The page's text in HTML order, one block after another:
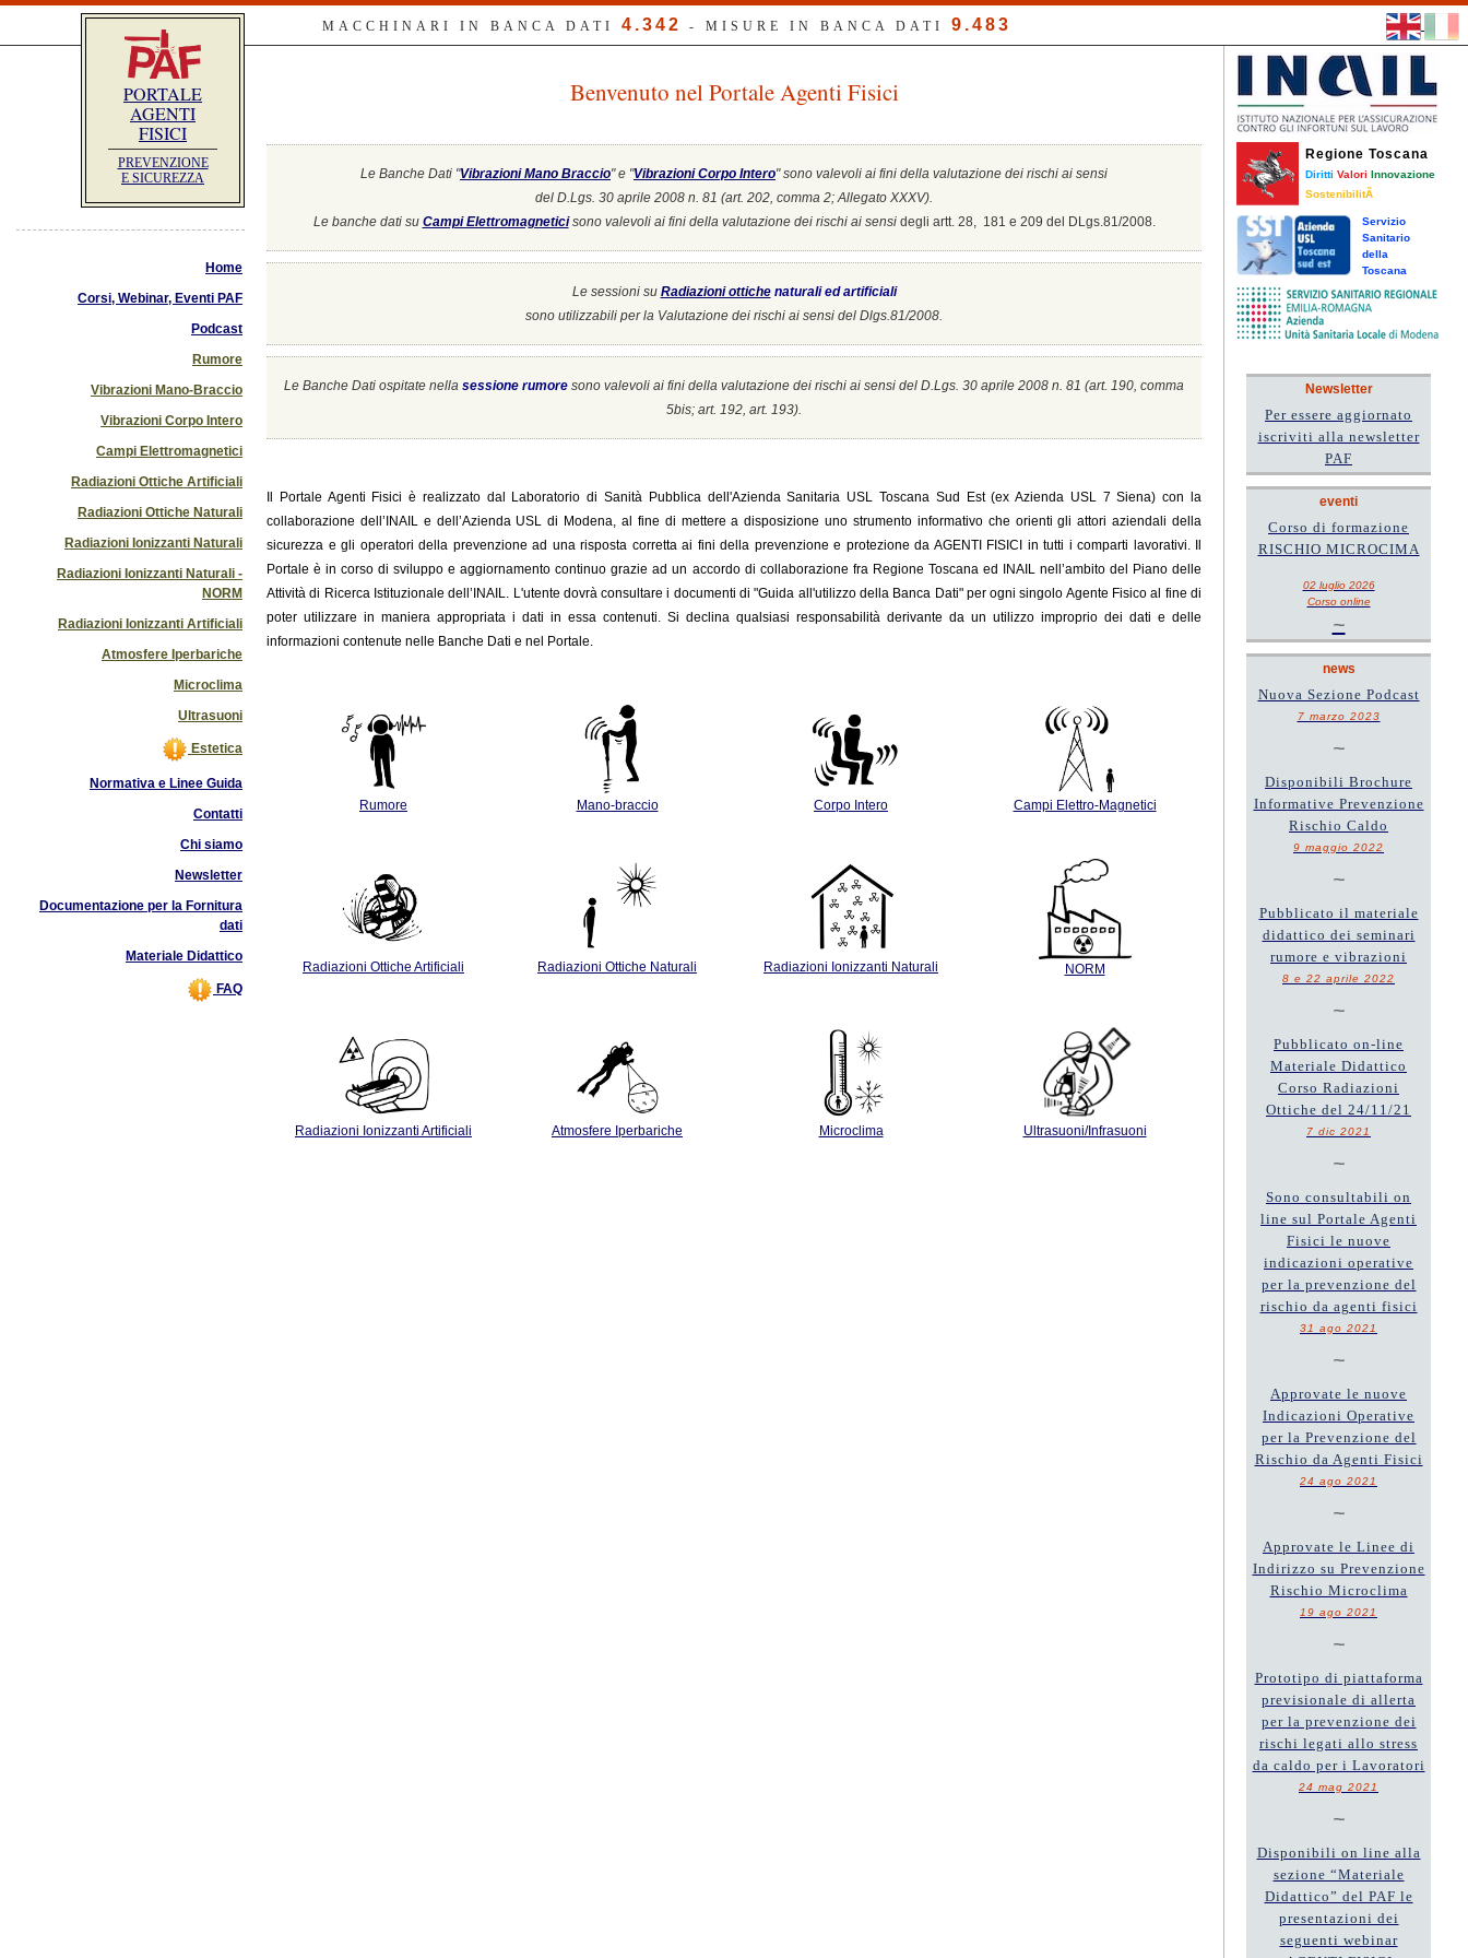
MACCHINARI IN BANCA DATI 4.342 - MISURE IN BANCA DATI 9.483
PORTALE
AGENTI
FISICI
PREVENZIONE
E SICUREZZA
Home
Corsi, Webinar, Eventi PAF
Podcast
Rumore
Vibrazioni Mano-Braccio
Vibrazioni Corpo Intero
Campi Elettromagnetici
Radiazioni Ottiche Artificiali
Radiazioni Ottiche Naturali
Radiazioni Ionizzanti Naturali
Radiazioni Ionizzanti Naturali -
NORM
Radiazioni Ionizzanti Artificiali
Atmosfere Iperbariche
Microclima
Ultrasuoni
Estetica
Normativa e Linee Guida
Contatti
Chi siamo
Newsletter
Documentazione per la Fornitura
dati
Materiale Didattico
FAQ
Benvenuto nel Portale Agenti Fisici
Le Banche Dati "Vibrazioni Mano Braccio" e "Vibrazioni Corpo Intero"sono valevoli ai fini della valutazione dei rischi ai sensi
del D.Lgs. 30 aprile 2008 n. 81 (art. 202, comma 2; Allegato XXXV).
Le banche dati su Campi Elettromagneticisono valevoli ai fini della valutazione dei rischi ai sensi degli artt. 28, 181 e 209 del DLgs.81/2008.
Le sessioni su Radiazioni ottiche naturali ed artificiali
sono utilizzabili per la Valutazione dei rischi ai sensi del Dlgs.81/2008.
Le Banche Dati ospitate nella sessione rumore sono valevoli ai fini della valutazione dei rischi ai sensi del D.Lgs. 30 aprile 2008 n. 81 (art. 190, comma
5bis; art. 192, art. 193).
Portale Agenti Fisici è realizzato dal Laboratorio di Sanità Pubblica dell'Azienda Sanitaria USL Toscana Sud Est (ex Azienda USL 7 Siena) con la
collaborazione dell’INAIL e dell’Azienda USL di Modena, al fine di mettere a disposizione uno strumento informativo che orienti gli attori aziendali della
sicurezza e gli operatori della prevenzione ad una risposta corretta ai fini della prevenzione e protezione da AGENTI FISICI in tutti i comparti lavorativi. Il
Portale è in corso di sviluppo e aggiornamentocontinuo grazie ad un accordo di collaborazione fra Regione Toscana ed INAIL nell’ambito del Piano delle
Attività di Ricerca Istituzionale dell’INAIL. L'utente dovrà consultare i documenti di "Guida all'utilizzo della Banca Dati" per ogni singolo Agente Fisico al fine di
poter utilizzare in maniera appropriata i dati in essa contenuti. Si declina qualsiasi responsabilità derivante da un utilizzo improprio dei dati e delle
informazioni contenute nelle Banche Dati e nel Portale.
Rumore Mano-braccio Corpo Intero Campi Elettro-Magnetici
Radiazioni Ottiche Artificiali Radiazioni Ottiche Naturali Radiazioni Ionizzanti Naturali NORM
Radiazioni Ionizzanti Artificiali Atmosfere Iperbariche Microclima Ultrasuoni/Infrasuoni
Regione Toscana
Diritti Valori Innovazione
SostenibilitÃ
Servizio
Sanitario
della
Toscana
Newsletter
Per essere aggiornato
iscriviti alla newsletter
PAF
eventi
Corso di formazione
RISCHIO MICROCIMA
02 luglio 2026
Corso online
~
news
Nuova Sezione Podcast
7 marzo 2023
~
Disponibili Brochure
Informative Prevenzione
Rischio Caldo
9 maggio 2022
~
Pubblicato il materiale
didattico dei seminari
rumore e vibrazioni
8 e 22 aprile 2022
~
Pubblicato on-line
Materiale Didattico
Corso Radiazioni
Ottiche del 24/11/21
7 dic 2021
~
Sono consultabili on
line sul Portale Agenti
Fisici le nuove
indicazioni operative
per la prevenzione del
rischio da agenti fisici
31 ago 2021
~
Approvate le nuove
Indicazioni Operative
per la Prevenzione del
Rischio da Agenti Fisici
24 ago 2021
~
Approvate le Linee di
Indirizzo su Prevenzione
Rischio Microclima
19 ago 2021
~
Prototipo di piattaforma
previsionale di allerta
per la prevenzione dei
rischi legati allo stress
da caldo per i Lavoratori
24 mag 2021
~
Disponibili on line alla
sezione “Materiale
Didattico” del PAF le
presentazioni dei
seguenti webinar